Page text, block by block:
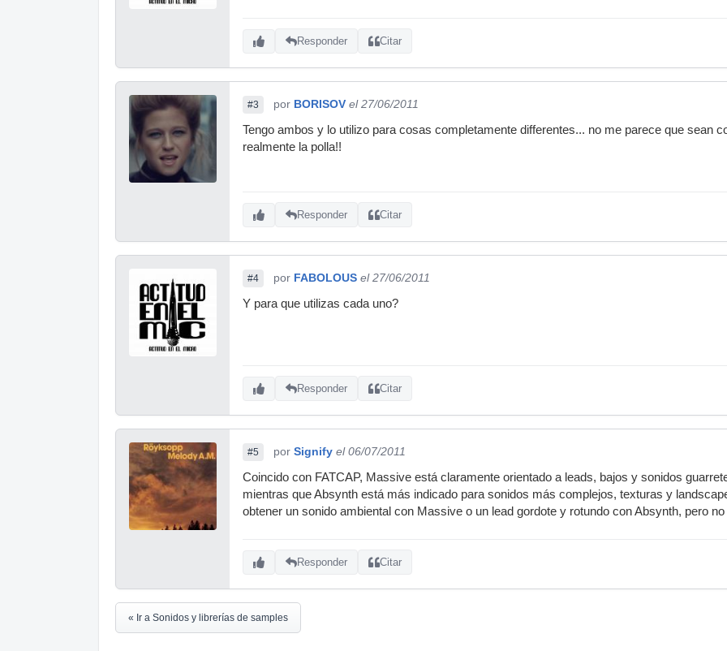
Responder Citar
#3 por BORISOV el 27/06/2011
Tengo ambos y lo utilizo para cosas completamente differentes... no me parece que sean
realmente la polla!!
Responder Citar
#4 por FABOLOUS el 27/06/2011
Y para que utilizas cada uno?
Responder Citar
#5 por Signify el 06/07/2011
Coincido con FATCAP, Massive está claramente orientado a leads, bajos y sonidos
mientras que Absynth está más indicado para sonidos más complejos, texturas y
obtener un sonido ambiental con Massive o un lead gordote y rotundo con Absynth, pero
Responder Citar
« Ir a Sonidos y librerías de samples